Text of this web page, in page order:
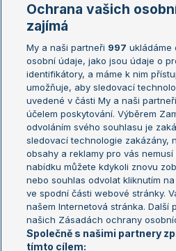
Žebříčky
Žebříček ATP (muži)
Žebříček WTA (ženy)
Sázkařský žebříček
US
Turnaj
Turnaj
Aktualní trendy
Fotbalové přestupy
Livesport Daily
LS Prague Open
Ochrana vašich
zajímá
My a naši partneři 997 ukládáme
osobní údaje, jako jsou údaje o
identifikátory, a máme k nim
umožňuje, aby sledovací
uvedené v části My a naši
účelem poskytování. Výběrem
odvoláním svého souhlasu je
sledovací technologie zakázány,
obsahy a reklamy pro vás
nabídku můžete kdykoli znovu
nebo souhlas odvolat kliknutím
ve spodní části webové stránky.
našem Internetová stránka. Další
našich Zásadách ochrany
Společně s našimi partnery
tímto cílem: